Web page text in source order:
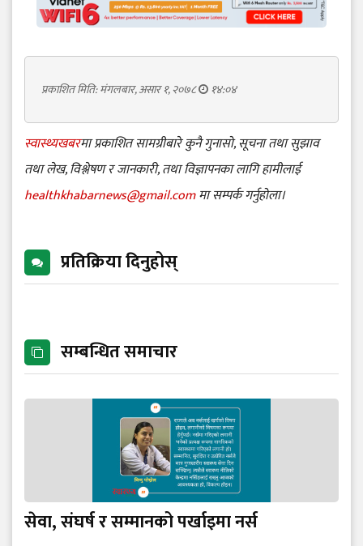
प्रकाशित मिति: मंगलबार, असार १, २०७८ १४:०४
स्वास्थ्यखबरमा प्रकाशित सामग्रीबारे कुनै गुनासो, सूचना तथा सुझाव
तथा लेख, विश्लेषण र जानकारी, तथा विज्ञापनका लागि हामीलाई
healthkhabarnews@gmail.comमा सम्पर्क गर्नुहोला।
प्रतिक्रिया दिनुहोस्
सम्बन्धित समाचार
सेवा, संघर्ष र सम्मानको पर्खाइमा नर्स